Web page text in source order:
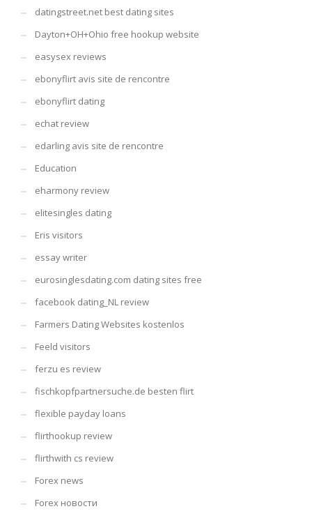
datingstreet.net best dating sites
Dayton+OH+Ohio free hookup website
easysex reviews
ebonyflirt avis site de rencontre
ebonyflirt dating
echat review
edarling avis site de rencontre
Education
eharmony review
elitesingles dating
Eris visitors
essay writer
eurosinglesdating.com dating sites free
facebook dating_NL review
Farmers Dating Websites kostenlos
Feeld visitors
ferzu es review
fischkopfpartnersuche.de besten flirt
flexible payday loans
flirthookup review
flirthwith cs review
Forex news
Forex новости